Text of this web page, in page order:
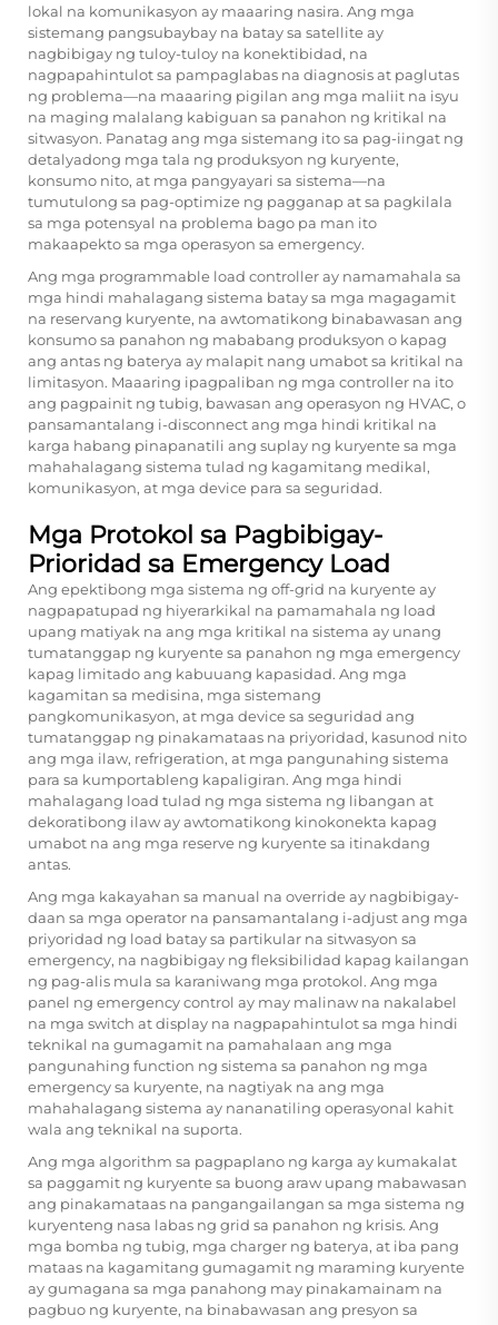
lokal na komunikasyon ay maaaring nasira. Ang mga
sistemang pangsubaybay na batay sa satellite ay
nagbibigay ng tuloy-tuloy na konektibidad, na
nagpapahintulot sa pampaglabas na diagnosis at paglutas
ng problema—na maaaring pigilan ang mga maliit na isyu
na maging malalang kabiguan sa panahon ng kritikal na
sitwasyon. Panatag ang mga sistemang ito sa pag-iingat ng
detalyadong mga tala ng produksyon ng kuryente,
konsumo nito, at mga pangyayari sa sistema—na
tumutulong sa pag-optimize ng pagganap at sa pagkilala
sa mga potensyal na problema bago pa man ito
makaapekto sa mga operasyon sa emergency.
Ang mga programmable load controller ay namamahala sa
mga hindi mahalagang sistema batay sa mga magagamit
na reservang kuryente, na awtomatikong binabawasan ang
konsumo sa panahon ng mababang produksyon o kapag
ang antas ng baterya ay malapit nang umabot sa kritikal na
limitasyon. Maaaring ipagpaliban ng mga controller na ito
ang pagpainit ng tubig, bawasan ang operasyon ng HVAC, o
pansamantalang i-disconnect ang mga hindi kritikal na
karga habang pinapanatili ang suplay ng kuryente sa mga
mahahalagang sistema tulad ng kagamitang medikal,
komunikasyon, at mga device para sa seguridad.
Mga Protokol sa Pagbibigay-
Prioridad sa Emergency Load
Ang epektibong mga sistema ng off-grid na kuryente ay
nagpapatupad ng hiyerarkikal na pamamahala ng load
upang matiyak na ang mga kritikal na sistema ay unang
tumatanggap ng kuryente sa panahon ng mga emergency
kapag limitado ang kabuuang kapasidad. Ang mga
kagamitan sa medisina, mga sistemang
pangkomunikasyon, at mga device sa seguridad ang
tumatanggap ng pinakamataas na priyoridad, kasunod nito
ang mga ilaw, refrigeration, at mga pangunahing sistema
para sa kumportableng kapaligiran. Ang mga hindi
mahalagang load tulad ng mga sistema ng libangan at
dekoratibong ilaw ay awtomatikong kinokonekta kapag
umabot na ang mga reserve ng kuryente sa itinakdang
antas.
Ang mga kakayahan sa manual na override ay nagbibigay-
daan sa mga operator na pansamantalang i-adjust ang mga
priyoridad ng load batay sa partikular na sitwasyon sa
emergency, na nagbibigay ng fleksibilidad kapag kailangan
ng pag-alis mula sa karaniwang mga protokol. Ang mga
panel ng emergency control ay may malinaw na nakalabel
na mga switch at display na nagpapahintulot sa mga hindi
teknikal na gumagamit na pamahalaan ang mga
pangunahing function ng sistema sa panahon ng mga
emergency sa kuryente, na nagtiyak na ang mga
mahahalagang sistema ay nananatiling operasyonal kahit
wala ang teknikal na suporta.
Ang mga algorithm sa pagpaplano ng karga ay kumakalat
sa paggamit ng kuryente sa buong araw upang mabawasan
ang pinakamataas na pangangailangan sa mga sistema ng
kuryenteng nasa labas ng grid sa panahon ng krisis. Ang
mga bomba ng tubig, mga charger ng baterya, at iba pang
mataas na kagamitang gumagamit ng maraming kuryente
ay gumagana sa mga panahong may pinakamainam na
pagbuo ng kuryente, na binabawasan ang presyon sa